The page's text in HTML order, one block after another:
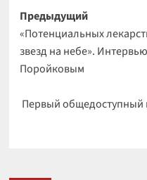
Навигация
записи
Предыдущий
«Потенциальных
звезд на небе».
Поройковым
Первый общедоступный